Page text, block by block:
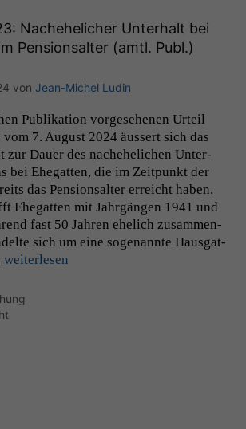
Nachehelicher Unterhalt bei
Pensionsalter (amtl. Publ.)
von Jean-Michel Ludin
Pub­lika­tion vorge­se­henen Urteil
7. August 2024 äussert sich das
zur Dauer des nachehe­lichen Unter­
bei Ehe­gat­ten, die im Zeit­punkt der
das Pen­sion­salter erre­icht haben.
Ehe­gat­ten mit Jahrgän­gen 1941 und
fast 50 Jahren ehe­lich zusam­men­
sich um eine soge­nan­nte Haus­gat­
weit­er­lesen